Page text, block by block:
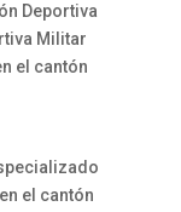
Deportiva
Militar
el cantón
el cantón